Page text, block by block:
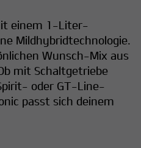
einem 1-Liter-
Mildhybridtechnologie.
Wunsch-Mix aus
mit Schaltgetriebe
oder GT-Line-
passt sich deinem